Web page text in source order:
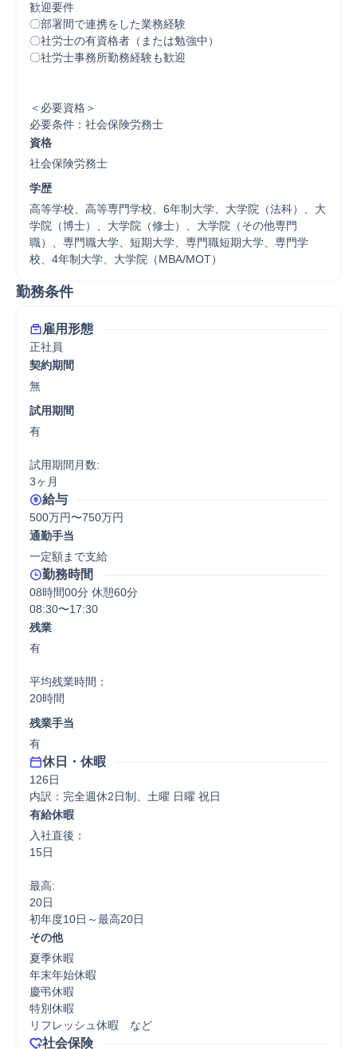
歓迎要件
〇部署間で連携をした業務経験
〇社労士の有資格者（または勉強中）
〇社労士事務所勤務経験も歓迎
＜必要資格＞
必要条件：社会保険労務士
資格
社会保険労務士
学歴
高等学校、高等専門学校、6年制大学、大学院（法科）、大
学院（博士）、大学院（修士）、大学院（その他専門
職）、専門職大学、短期大学、専門職短期大学、専門学
校、4年制大学、大学院（MBA/MOT）
勤務条件
雇用形態
正社員
契約期間
無
試用期間
有
試用期間月数:
3ヶ月
給与
500万円〜750万円
通勤手当
一定額まで支給
勤務時間
08時間00分 休憩60分
08:30〜17:30
残業
有
平均残業時間：
20時間
残業手当
有
休日・休暇
126日
内訳：完全週休2日制、土曜 日曜 祝日
有給休暇
入社直後：
15日
最高:
20日
初年度10日～最高20日
その他
夏季休暇
年末年始休暇
慶弔休暇
特別休暇
リフレッシュ休暇　など
社会保険